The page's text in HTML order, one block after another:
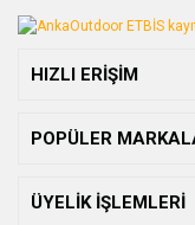
HIZLI ERİŞİM
POPÜLER
ÜYELİK İŞLEMLERİ